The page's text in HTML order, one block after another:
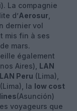
La compagnie
d’Aerosur
dernier vol
mis fin à ses
mars.
également
Aires), LAN
LAN Peru (Lima),
(Lima), la low cost
(Asunción)
voyageurs que